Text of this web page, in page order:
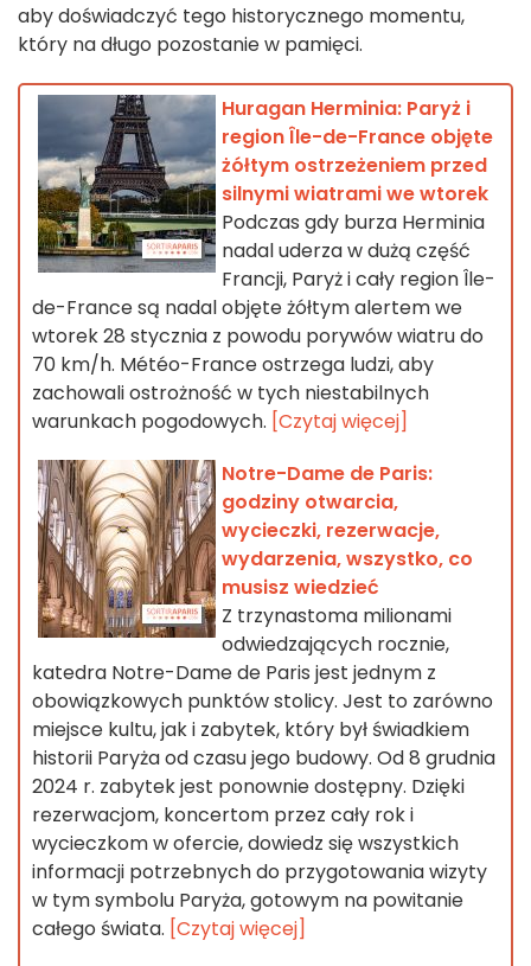
aby doświadczyć tego historycznego momentu,
który na długo pozostanie w pamięci.
Huragan Herminia: Paryż i
region Île-de-France objęte
żółtym ostrzeżeniem przed
silnymi wiatrami we wtorek
Podczas gdy burza Herminia
nadal uderza w dużą część
Francji, Paryż i cały region Île-
de-France są nadal objęte żółtym alertem we
wtorek 28 stycznia z powodu porywów wiatru do
70 km/h. Météo-France ostrzega ludzi, aby
zachowali ostrożność w tych niestabilnych
warunkach pogodowych. [Czytaj więcej]
Notre-Dame de Paris:
godziny otwarcia,
wycieczki, rezerwacje,
wydarzenia, wszystko, co
musisz wiedzieć
Z trzynastoma milionami
odwiedzających rocznie,
katedra Notre-Dame de Paris jest jednym z
obowiązkowych punktów stolicy. Jest to zarówno
miejsce kultu, jak i zabytek, który był świadkiem
historii Paryża od czasu jego budowy. Od 8 grudnia
2024 r. zabytek jest ponownie dostępny. Dzięki
rezerwacjom, koncertom przez cały rok i
wycieczkom w ofercie, dowiedz się wszystkich
informacji potrzebnych do przygotowania wizyty
w tym symbolu Paryża, gotowym na powitanie
całego świata. [Czytaj więcej]